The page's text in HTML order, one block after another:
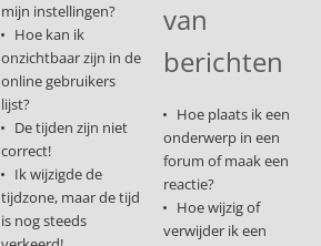
mijn instellingen?
Hoe kan ik
onzichtbaar zijn in de
online gebruikers
lijst?
De tijden zijn niet
correct!
Ik wijzigde de
tijdzone, maar de tijd
is nog steeds
van
berichten
Hoe plaats ik een
onderwerp in een
forum of maak een
reactie?
Hoe wijzig of
verwijder ik een